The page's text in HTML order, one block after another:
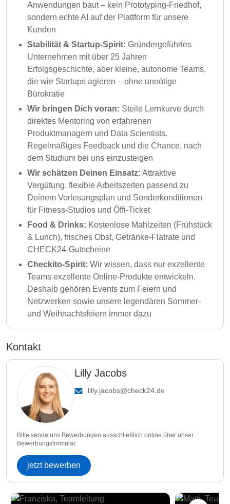
Anwendungen baut – kein Prototyping-Friedhof,
sondern echte AI auf der Plattform für unsere
Kunden
Stabilität & Startup-Spirit: Gründergeführtes
Unternehmen mit über 25 Jahren
Erfolgsgeschichte, aber kleine, autonome Teams,
die wie Startups agieren – ohne unnötige
Bürokratie
Wir bringen Dich voran: Steile Lernkurve durch
direktes Mentoring von erfahrenen
Produktmanagern und Data Scientists.
Regelmäßiges Feedback und die Chance, nach
dem Studium bei uns einzusteigen
Wir schätzen Deinen Einsatz: Attraktive
Vergütung, flexible Arbeitszeiten passend zu
Deinem Vorlesungsplan und Sonderkonditionen
für Fitness-Studios und Öffi-Ticket
Food & Drinks: Kostenlose Mahlzeiten (Frühstück
& Lunch), frisches Obst, Getränke-Flatrate und
CHECK24-Gutscheine
Checkito-Spirit: Wir wissen, dass nur exzellente
Teams exzellente Online-Produkte entwickeln.
Deshalb gehören Events zum Feiern und
Netzwerken sowie unsere legendären Sommer-
und Weihnachtsfeiern immer dazu
Kontakt
Lilly Jacobs
lilly.jacobs@check24.de
Bitte sende uns Bewerbungen ausschließlich online über unser
Bewerbungsformular.
jetzt bewerben